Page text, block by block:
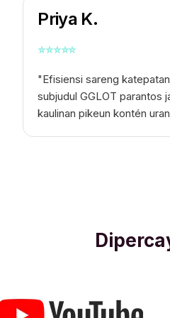
Priya K.
⭐⭐⭐⭐⭐
"Efisiensi sareng
subjudul GGLOT parantos
kaulinan pikeun kontén